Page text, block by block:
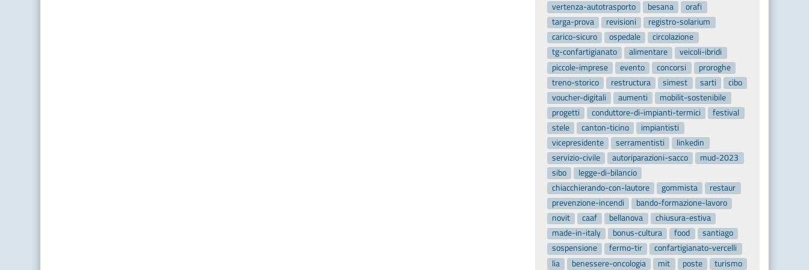
vertenza-autotrasporto
besana
orafi
targa-prova
revisioni
registro-solarium
carico-sicuro
ospedale
circolazione
tg-confartigianato
alimentare
veicoli-ibridi
piccole-imprese
evento concorsi
proroghe
treno-storico
restructura simest sarti
cibo
voucher-digitali
aumenti
mobilit-sostenibile
progetti
conduttore-di-impianti-termici
festival
stele
canton-ticino
impiantisti
vicepresidente
serramentisti
linkedin
servizio-civile
autoriparazioni-sacco
mud-2023
sibo
legge-di-bilancio
chiacchierando-con-lautore
gommista
restaur
prevenzione-incendi
bando-formazione-lavoro
novit
caaf bellanova
chiusura-estiva
made-in-italy
bonus-cultura food
santiago
sospensione
fermo-tir
confartigianato-vercelli
lia
benessere-oncologia mit poste
turismo